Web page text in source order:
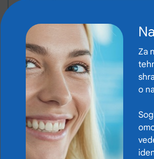
Za
o
Naprej
Pogosta vprašanja